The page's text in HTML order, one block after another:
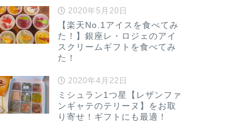
2020年5月20日
【楽天No.1アイスを食べてみ
た！】銀座レ・ロジェのアイ
スクリームギフトを食べてみ
た！
2020年4月22日
ミシュラン1つ星【レザンファ
ンギャテのテリーヌ】をお取
り寄せ！ギフトにも最適！